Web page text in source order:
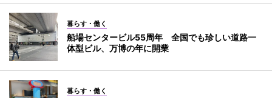
暮らす・働く
船場センタービル55周年 全国でも珍しい道路一
体型ビル、万博の年に開業
暮らす・働く